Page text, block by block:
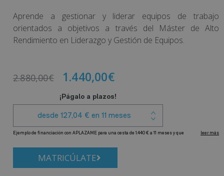
Aprende a gestionar y liderar equipos de trabajo
orientados a objetivos a través del Máster de Alto
Rendimiento en Liderazgo y Gestión de Equipos.
2.880,00€ 1.440,00€
MATRICÚLATE